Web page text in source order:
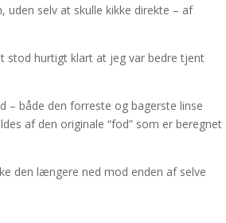
selv at skulle kikke direkte – af
stod hurtigt klart at jeg var bedre tjent
– både den forreste og bagerste linse
af den originale “fod” som er beregnet
den længere ned mod enden af selve